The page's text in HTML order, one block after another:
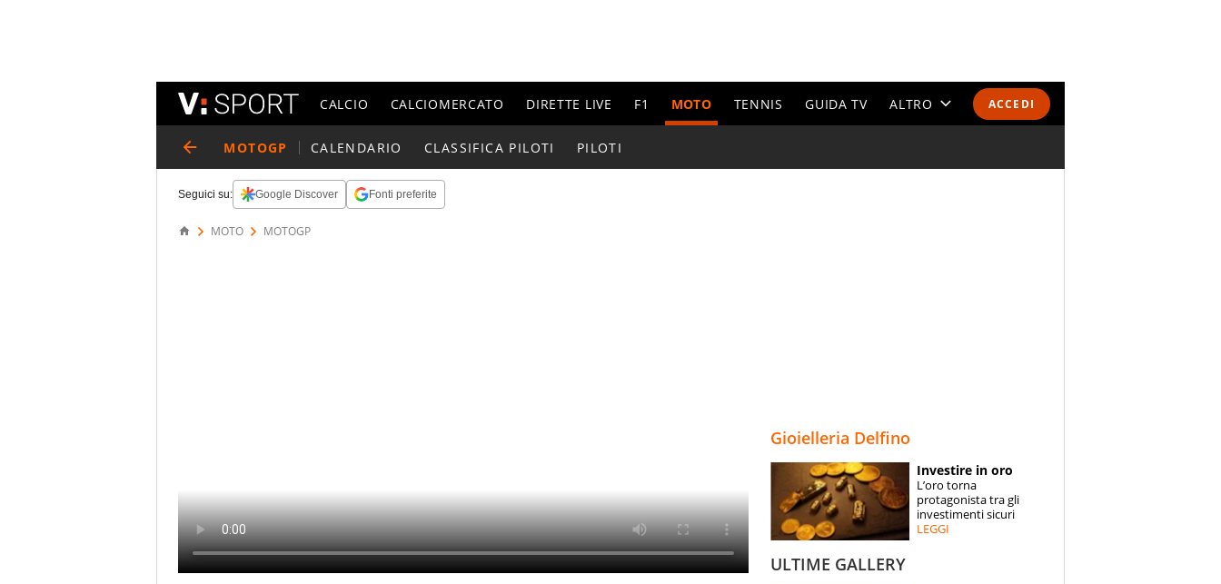
ACCEDI
CALCIO CALCIOMERCATO DIRETTE LIVE F1 MOTO TENNIS GUIDA TV ALTRO
ESPERTI
CONTATTI
MOTOGP CALENDARIO CLASSIFICA PILOTI PILOTI
Seguici su: Google Discover Fonti preferite
MOTO MOTOGP
Gioielleria Delfino
Investire in oro
L’oro torna
protagonista tra gli
investimenti sicuri
LEGGI
ULTIME GALLERY